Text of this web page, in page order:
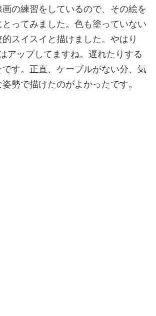
の練習をしているので、その絵を
ってみました。色も塗っていない
スイスイと描けました。やはり
アップしてますね。遅れたりする
です。正直、ケーブルがない分、気
勢で描けたのがよかったです。